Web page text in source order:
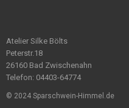
Atelier Silke Bölts
Peterstr.18
26160 Bad Zwischenahn
Telefon: 04403-64774
© 2024 Sparschwein-Himmel.de